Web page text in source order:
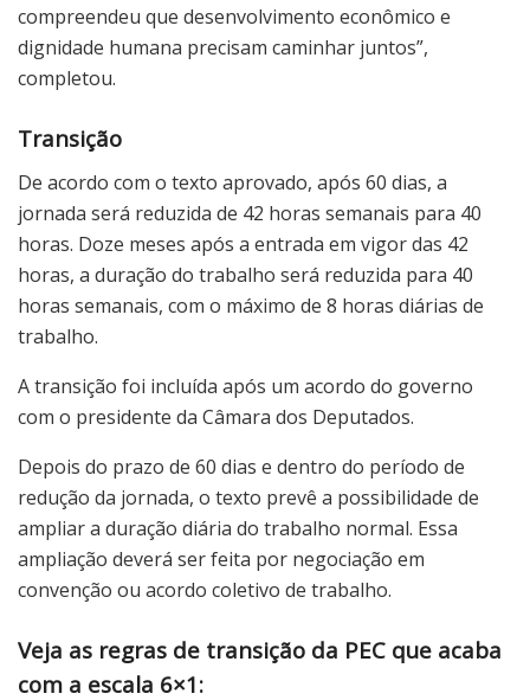
compreendeu que desenvolvimento econômico e
dignidade humana precisam caminhar juntos”,
completou.
Transição
De acordo com o texto aprovado, após 60 dias, a
jornada será reduzida de 42 horas semanais para 40
horas. Doze meses após a entrada em vigor das 42
horas, a duração do trabalho será reduzida para 40
horas semanais, com o máximo de 8 horas diárias de
trabalho.
A transição foi incluída após um acordo do governo
com o presidente da Câmara dos Deputados.
Depois do prazo de 60 dias e dentro do período de
redução da jornada, o texto prevê a possibilidade de
ampliar a duração diária do trabalho normal. Essa
ampliação deverá ser feita por negociação em
convenção ou acordo coletivo de trabalho.
Veja as regras de transição da PEC que acaba
com a escala 6×1: